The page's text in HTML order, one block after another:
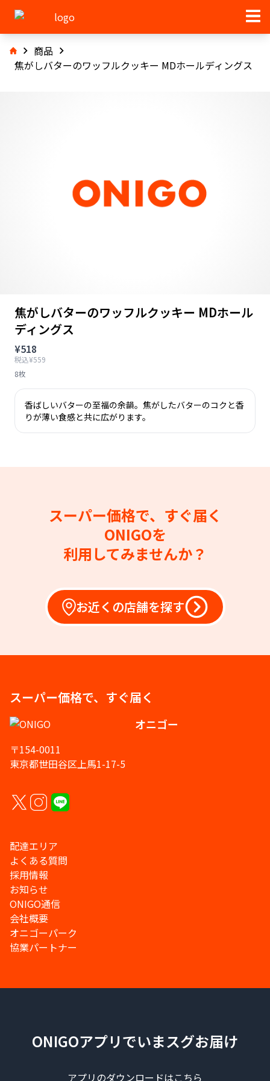
商品
焦がしバターのワッフルクッキー MDホールディングス
焦がしバターのワッフルクッキー MDホール
ディングス
¥518
税込¥559
8枚
香ばしいバターの至福の余韻。焦がしたバターのコクと香
りが薄い食感と共に広がります。
スーパー価格で、すぐ届く
ONIGOを
利用してみませんか？
お近くの店舗を探す
スーパー価格で、すぐ届く
オニゴー
〒154-0011
東京都世田谷区上馬1-17-5
配達エリア
よくある質問
採用情報
お知らせ
ONIGO通信
会社概要
オニゴーパーク
協業パートナー
ONIGOアプリでいまスグお届け
アプリのダウンロードはこちら